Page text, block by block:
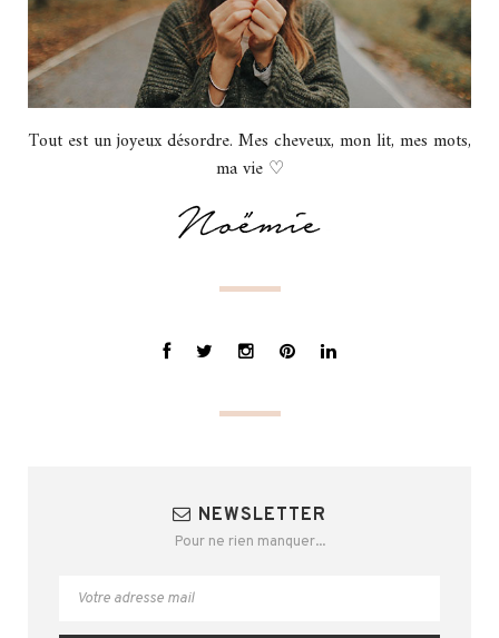
Tout est un joyeux désordre. Mes cheveux, mon lit, mes mots,
ma vie ♡
NEWSLETTER
Pour ne rien manquer...